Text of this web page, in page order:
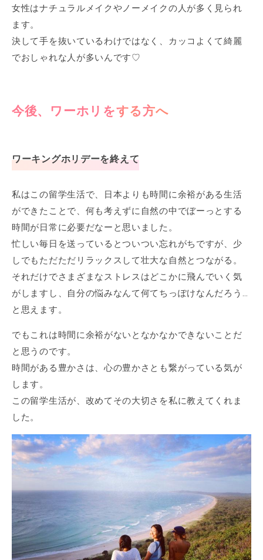
女性はナチュラルメイクやノーメイクの人が多く見られ
ます。
決して手を抜いているわけではなく、カッコよくて綺麗
でおしゃれな人が多いんです♡
今後、ワーホリをする方へ
ワーキングホリデーを終えて
私はこの留学生活で、日本よりも時間に余裕がある生活
ができたことで、何も考えずに自然の中でぼーっとする
時間が日常に必要だなーと思いました。
忙しい毎日を送っているとついつい忘れがちですが、少
しでもただただリラックスして壮大な自然とつながる。
それだけでさまざまなストレスはどこかに飛んでいく気
がしますし、自分の悩みなんて何てちっぽけなんだろう…
と思えます。
でもこれは時間に余裕がないとなかなかできないことだ
と思うのです。
時間がある豊かさは、心の豊かさとも繋がっている気が
します。
この留学生活が、改めてその大切さを私に教えてくれま
した。